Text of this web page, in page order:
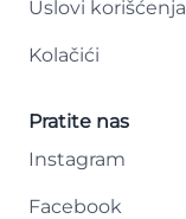
Uslovi korišćenja
Kolačići
Pratite nas
Instagram
Facebook